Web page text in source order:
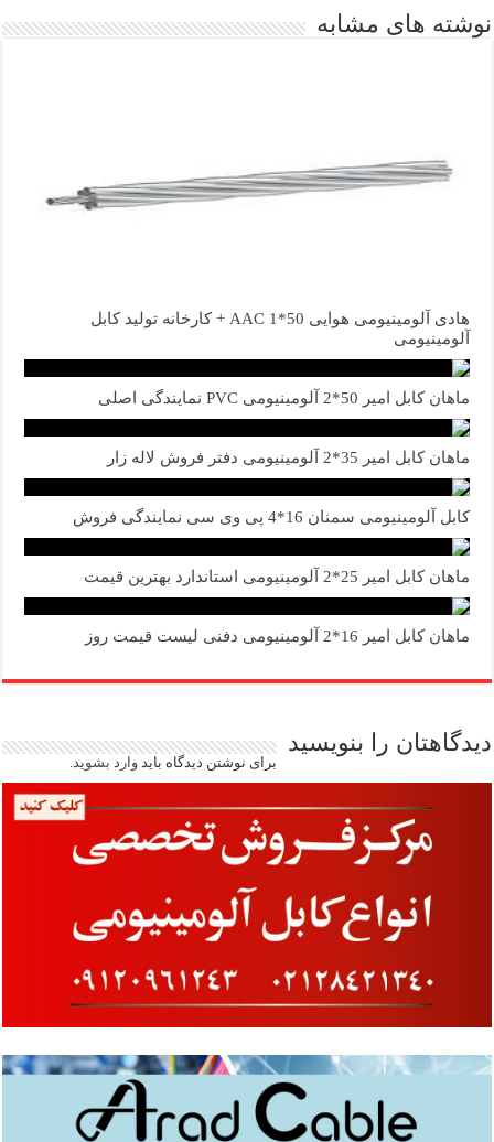
نوشته های مشابه
هادی آلومینیومی هوایی 50*1 AAC + کارخانه تولید کابل
آلومینیومی
ماهان کابل امیر 50*2 آلومینیومی PVC نمایندگی اصلی
ماهان کابل امیر 35*2 آلومینیومی دفتر فروش لاله زار
کابل آلومینیومی سمنان 16*4 پی وی سی نمایندگی فروش
ماهان کابل امیر 25*2 آلومینیومی استاندارد بهترین قیمت
ماهان کابل امیر 16*2 آلومینیومی دفنی لیست قیمت روز
دیدگاهتان را بنویسید
برای نوشتن دیدگاه بایدوارد بشوید.